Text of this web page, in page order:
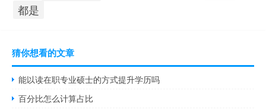
都是
猜你想看的文章
能以读在职专业硕士的方式提升学历吗
百分比怎么计算占比